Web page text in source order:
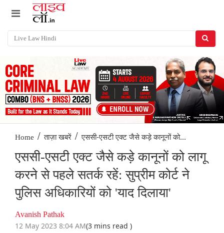
Home / ताज़ा खबरें / एससी-एसटी एक्ट जैसे कड़े कानूनों को...
एससी-एसटी एक्ट जैसे कड़े कानूनों को लागू
करने से पहले सतर्क रहें: सुप्रीम कोर्ट ने
पुलिस अधिकारियों को 'याद दिलाया'
Avanish Pathak
12 May 2023 8:04 AM(3 mins read )